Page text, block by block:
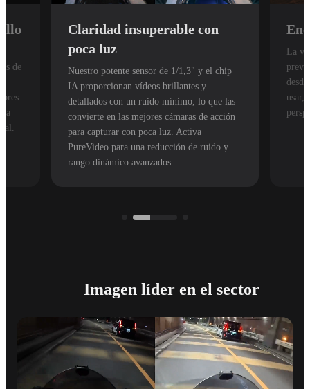
de
Claridad insuperable con
poca luz
Nuestro potente sensor de 1/1,3" y el chip
IA proporcionan vídeos brillantes y
detallados con un ruido mínimo, lo que las
convierte en las mejores cámaras de acción
para capturar con poca luz. Activa
PureVideo para una reducción de ruido y
rango dinámico avanzados.
La
usar,
Imagen líder en el sector